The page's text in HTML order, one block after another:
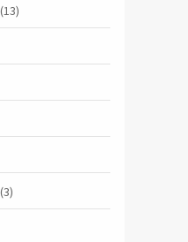
(13)
(3)